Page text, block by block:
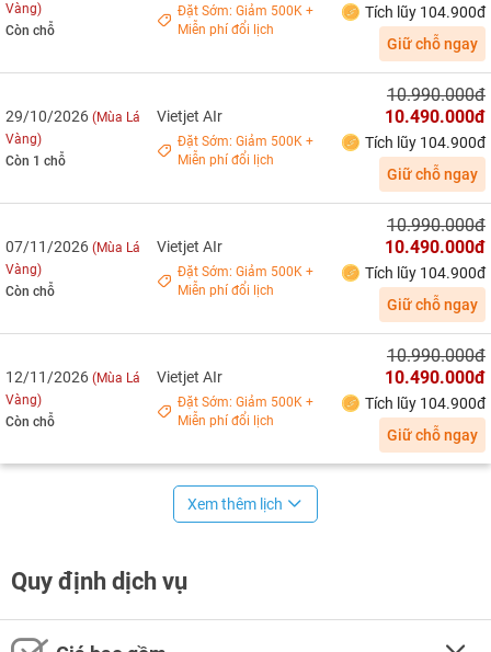
Vàng)
Còn chỗ
Đặt Sớm: Giảm 500K +
Miễn phí đổi lịch
Tích lũy 104.900đ
Giữ chỗ ngay
29/10/2026 (Mùa Lá
Vàng)
Còn 1 chỗ
Vietjet AIr
Đặt Sớm: Giảm 500K +
Miễn phí đổi lịch
10.990.000đ
10.490.000đ
Tích lũy 104.900đ
Giữ chỗ ngay
07/11/2026 (Mùa Lá
Vàng)
Còn chỗ
Vietjet AIr
Đặt Sớm: Giảm 500K +
Miễn phí đổi lịch
10.990.000đ
10.490.000đ
Tích lũy 104.900đ
Giữ chỗ ngay
12/11/2026 (Mùa Lá
Vàng)
Còn chỗ
Vietjet AIr
Đặt Sớm: Giảm 500K +
Miễn phí đổi lịch
10.990.000đ
10.490.000đ
Tích lũy 104.900đ
Giữ chỗ ngay
Xem thêm lịch
Quy định dịch vụ